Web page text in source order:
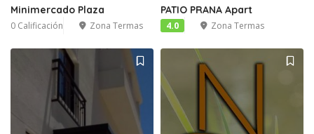
Minimercado Plaza
0 Calificación Zona Termas
PATIO PRANA Apart
4.0 Zona Termas